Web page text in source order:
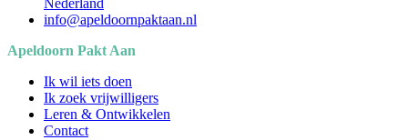
Nederland
info@apeldoornpaktaan.nl
Apeldoorn Pakt Aan
Ik wil iets doen
Ik zoek vrijwilligers
Leren & Ontwikkelen
Contact